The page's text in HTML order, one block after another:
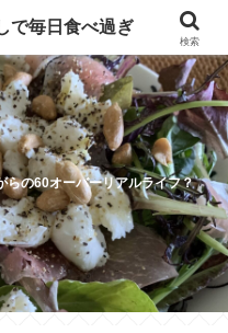
らの60オーバーリアルライフ？
で毎日食べ過ぎ
検索